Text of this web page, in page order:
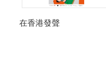
在香港發聲